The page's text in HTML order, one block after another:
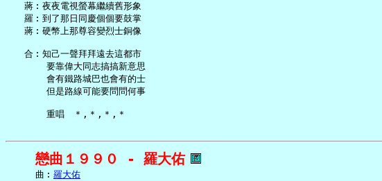
   蔣︰夜夜電視螢幕繼續舊形象
   羅︰到了那日同慶個個要鼓掌
   蔣︰硬幣上那尊容變烈士銅像
   合︰知己一聲拜拜遠去這都市
       要靠偉大同志搞搞新意思
       會有鐵路城巴也會有的士
       但是路線可能要問問何事
戀曲１９９０ - 羅大佑
     曲︰
羅大佑